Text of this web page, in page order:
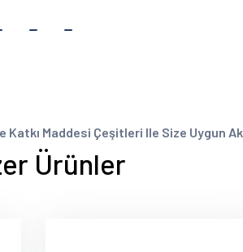
Katkı Maddesi Çeşitleri Ile Size
Ürünler